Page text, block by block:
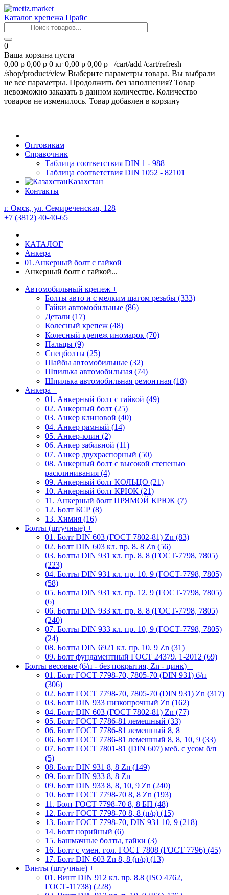
Каталог крепежа Прайс
0
Ваша корзина пуста
0,00 р 0,00 р 0 кг 0,00 р 0,00 р /cart/add /cart/refresh
/shop/product/view Выберите параметры товара. Вы выбрали
не все параметры. Продолжить без заполнения? Товар
невозможно заказать в данном количестве. Количество
товаров не изменилось. Товар добавлен в корзину
Оптовикам
Справочник
Таблица соответствия DIN 1 - 988
Таблица соответствия DIN 1052 - 82101
Казахстан
Контакты
г. Омск, ул. Семиреченская, 128
+7 (3812) 40-40-65
КАТАЛОГ
Анкера
01.Анкерный болт с гайкой
Анкерный болт с гайкой...
Автомобильный крепеж +
Болты авто и с мелким шагом резьбы (333)
Гайки автомобильные (86)
Детали (17)
Колесный крепеж (48)
Колесный крепеж иномарок (70)
Пальцы (9)
Спецболты (25)
Шайбы автомобильные (32)
Шпилька автомобильная (74)
Шпилька автомобильная ремонтная (18)
Анкера +
01. Анкерный болт с гайкой (49)
02. Анкерный болт (25)
03. Анкер клиновой (40)
04. Анкер рамный (14)
05. Анкер-клин (2)
06. Анкер забивной (11)
07. Анкер двухраспорный (50)
08. Анкерный болт с высокой степенью
расклинивания (4)
09. Анкерный болт КОЛЬЦО (21)
10. Анкерный болт КРЮК (21)
11. Анкерный болт ПРЯМОЙ КРЮК (7)
12. Болт БСР (8)
13. Химия (16)
Болты (штучные) +
01. Болт DIN 603 (ГОСТ 7802-81) Zn (83)
02. Болт DIN 603 кл. пр. 8. 8 Zn (56)
03. Болты DIN 931 кл. пр. 8. 8 (ГОСТ-7798, 7805)
(223)
04. Болты DIN 931 кл. пр. 10. 9 (ГОСТ-7798, 7805)
(58)
05. Болты DIN 931 кл. пр. 12. 9 (ГОСТ-7798, 7805)
(6)
06. Болты DIN 933 кл. пр. 8. 8 (ГОСТ-7798, 7805)
(240)
07. Болты DIN 933 кл. пр. 10, 9 (ГОСТ-7798, 7805)
(24)
08. Болты DIN 6921 кл. пр. 10. 9 Zn (31)
09. Болт фундаментный ГОСТ 24379. 1-2012 (69)
Болты весовые (б/п - без покрытия, Zn - цинк) +
01. Болт ГОСТ 7798-70, 7805-70 (DIN 931) б/п
(306)
02. Болт ГОСТ 7798-70, 7805-70 (DIN 931) Zn (317)
03. Болт DIN 933 низкопрочный Zn (162)
04. Болт DIN 603 (ГОСТ 7802-81) Zn (77)
05. Болт ГОСТ 7786-81 лемешный (33)
06. Болт ГОСТ 7786-81 лемешный 8, 8
06. Болт ГОСТ 7786-81 лемешный 8, 8, 10, 9 (33)
07. Болт ГОСТ 7801-81 (DIN 607) меб. с усом б/п
(5)
08. Болт DIN 931 8, 8 Zn (149)
09. Болт DIN 933 8, 8 Zn
09. Болт DIN 933 8, 8, 10, 9 Zn (240)
10. Болт ГОСТ 7798-70 8, 8 Zn (193)
11. Болт ГОСТ 7798-70 8, 8 БП (48)
12. Болт ГОСТ 7798-70 8, 8 (п/р) (15)
13. Болт ГОСТ 7798-70, DIN 931 10, 9 (218)
14. Болт норийный (6)
15. Башмачные болты, гайки (3)
16. Болт с умен. гол. ГОСТ 7808 (ГОСТ 7796) (45)
17. Болт DIN 603 Zn 8, 8 (п/р) (13)
Винты (штучные) +
01. Винт DIN 912 кл. пр. 8.8 (ISO 4762,
ГОСТ-11738) (228)